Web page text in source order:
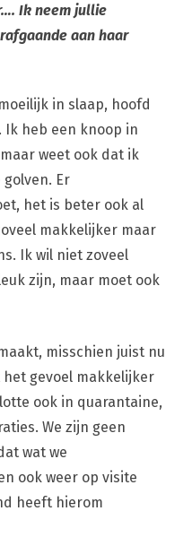
Ik neem jullie
aan haar
in slaap, hoofd
heb een knoop in
weet ook dat ik
Er
het is beter ook al
makkelijker maar
Ik wil niet zoveel
zijn, maar moet ook
misschien juist nu
gevoel makkelijker
ook in quarantaine,
We zijn geen
wat we
ook weer op visite
heeft hierom